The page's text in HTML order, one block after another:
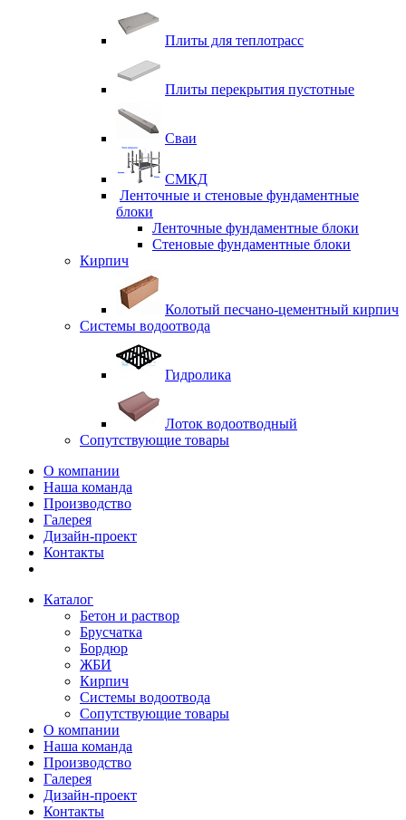
Плиты для теплотрасс
Плиты перекрытия пустотные
Сваи
СМКД
Ленточные и стеновые фундаментные
блоки
Ленточные фундаментные блоки
Стеновые фундаментные блоки
Кирпич
Колотый песчано-цементный кирпич
Системы водоотвода
Гидролика
Лоток водоотводный
Сопутствующие товары
О компании
Наша команда
Производство
Галерея
Дизайн-проект
Контакты
Каталог
Бетон и раствор
Брусчатка
Бордюр
ЖБИ
Кирпич
Системы водоотвода
Сопутствующие товары
О компании
Наша команда
Производство
Галерея
Дизайн-проект
Контакты